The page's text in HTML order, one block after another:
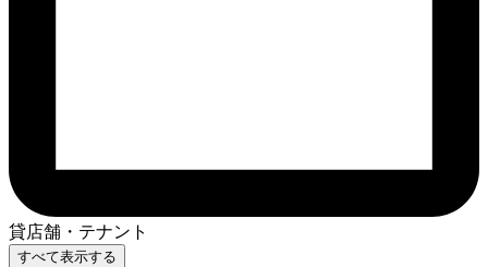
貸店舗・テナント
すべて表示する